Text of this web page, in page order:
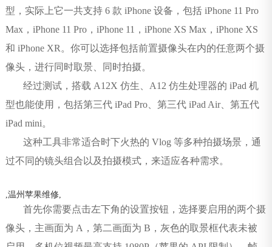
型，实际上它一共支持 6 款 iPhone 设备，包括 iPhone 11 Pro
Max，iPhone 11 Pro，iPhone 11，iPhone XS Max，iPhone XS
和 iPhone XR。你可以选择包括前置摄像头在内的任意两个摄
像头，进行同时取景、同时拍摄。
经过测试，搭载 A12X 仿生、A12 仿生处理器的 iPad 机
型也能使用，包括第三代 iPad Pro、第三代 iPad Air、第五代
iPad mini。
这种工具非常适合时下火热的 Vlog 等多种拍摄场景，通
过不同的镜头组合以及拍摄模式，来适应各种需求。
温州苹果维修,
首先你需要点击左下角的设置按钮，选择要启用的两个摄
像头，主画面为 A，第二画面为 B，灰色的取景框代表未被